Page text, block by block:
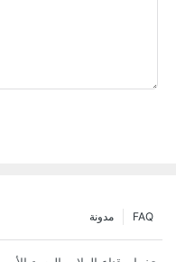
FAQ مدونة